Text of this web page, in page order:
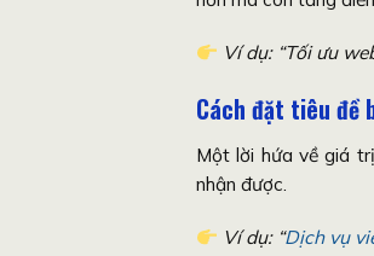
Ví dụ: “Tối ưu
Cách đặt tiêu đề
Một lời hứa về giá
nhận được.
Ví dụ: “Dịch vụ